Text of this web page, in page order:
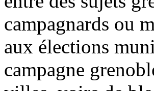
campagnards ou
aux élections
campagne